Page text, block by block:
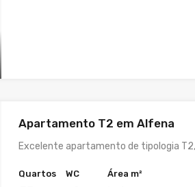
Apartamento T2 em Alfena
Excelente apartamento de tipologia
Quartos WC Área m²